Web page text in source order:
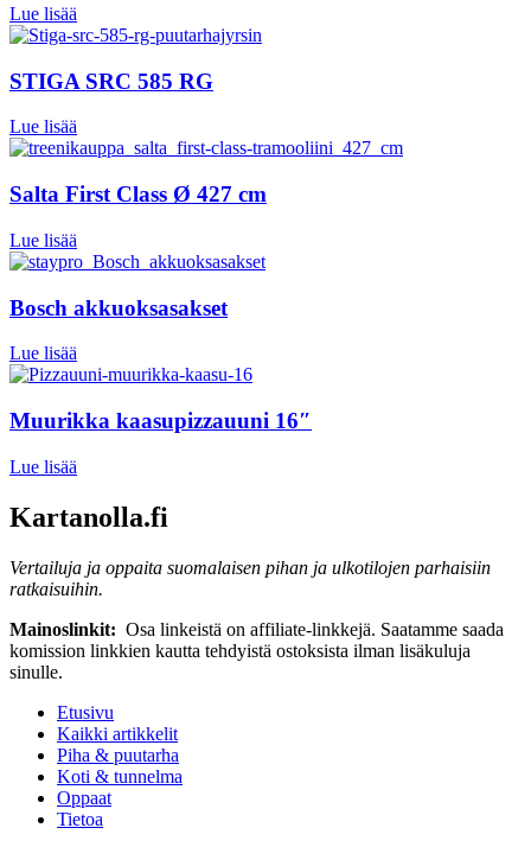
Lue lisää
STIGA SRC 585 RG
Lue lisää
Salta First Class Ø 427 cm
Lue lisää
Bosch akkuoksasakset
Lue lisää
Muurikka kaasupizzauuni 16″
Lue lisää
Kartanolla.fi
Vertailuja ja oppaita suomalaisen pihan ja ulkotilojen parhaisiin
ratkaisuihin.
Mainoslinkit: Osa linkeistä on affiliate-linkkejä. Saatamme saada
komission linkkien kautta tehdyistä ostoksista ilman lisäkuluja
sinulle.
Etusivu
Kaikki artikkelit
Piha & puutarha
Koti & tunnelma
Oppaat
Tietoa